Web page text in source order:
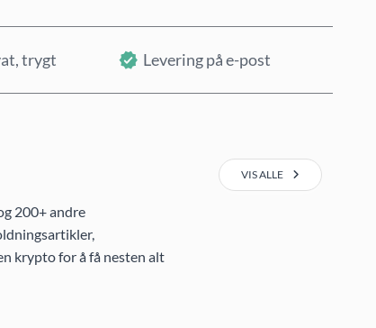
trygt Levering på e-post
200+ andre
krypto for å få nesten alt
VIS ALLE